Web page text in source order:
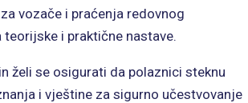
vozače i praćenja redovnog
teorijske i praktične nastave.
želi se osigurati da polaznici steknu
i vještine za sigurno učestvovanje